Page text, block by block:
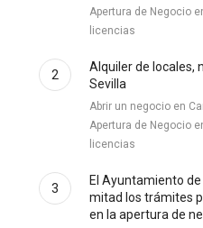
Apertura de Negocio
licencias
2
Alquiler de locales,
Sevilla
Abrir un negocio en
Apertura de Negocio
licencias
3
El Ayuntamiento
mitad los trámites
en la apertura de